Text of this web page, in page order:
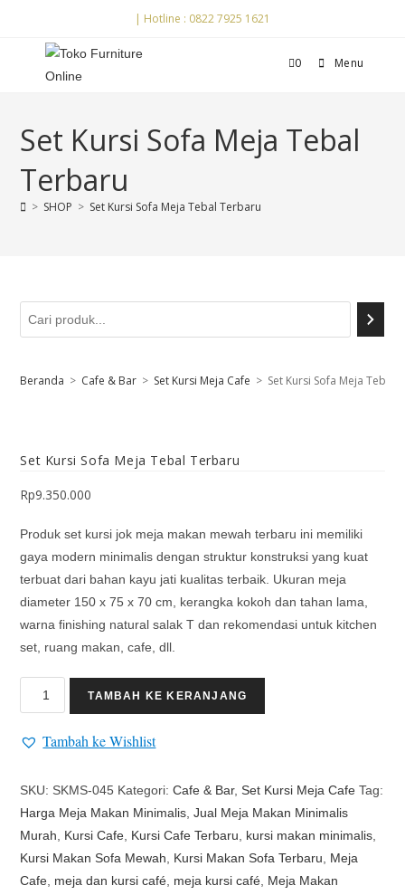
| Hotline : 0822 7925 1621
0 Menu
Set Kursi Sofa Meja Tebal
Terbaru
> SHOP > Set Kursi Sofa Meja Tebal Terbaru
Beranda > Cafe & Bar > Set Kursi Meja Cafe > Set Kursi Sofa Meja Tebal
Set Kursi Sofa Meja Tebal Terbaru
Rp9.350.000
Produk set kursi jok meja makan mewah terbaru ini memiliki
gaya modern minimalis dengan struktur konstruksi yang kuat
terbuat dari bahan kayu jati kualitas terbaik. Ukuran meja
diameter 150 x 75 x 70 cm, kerangka kokoh dan tahan lama,
warna finishing natural salak T dan rekomendasi untuk kitchen
set, ruang makan, cafe, dll.
TAMBAH KE KERANJANG
Tambah ke Wishlist
SKU: SKMS-045 Kategori:Cafe & Bar,Set Kursi Meja Cafe Tag:
Harga Meja Makan Minimalis ,Jual Meja Makan Minimalis
Murah
Kursi Cafe Kursi Cafe Terbaru kursi makan minimalis
Kursi Makan Sofa Mewah
Kursi Makan Sofa Terbaru
Meja
Cafe meja dan kursi café meja kursi café Meja Makan